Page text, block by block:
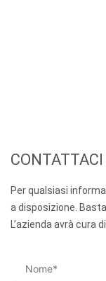
CONTATTACI
Per qualsiasi
a disposizione.
L’azienda avrà cura